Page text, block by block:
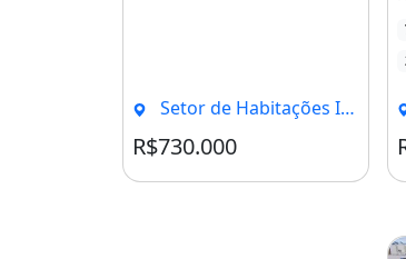
Características do
Ar Condicionado
Churrasqueira
Varanda
Setor de Habitações Individuais Norte, Brasília - DF
R$730.000 Condomínio R$478